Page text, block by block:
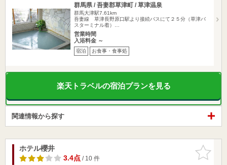
群馬県 / 吾妻郡草津町 / 草津温泉
群馬大津駅7.61km
吾妻線 草津長野原口駅より接続バスにて２５分（草津バ
スターミナル着）…
営業時間
入浴料金 ～
宿泊 お食事・食事処
楽天トラベルの宿泊プランを見る
関連情報から探す
お気に入
りに追加
ホテル櫻井
3.4点/ 10 件